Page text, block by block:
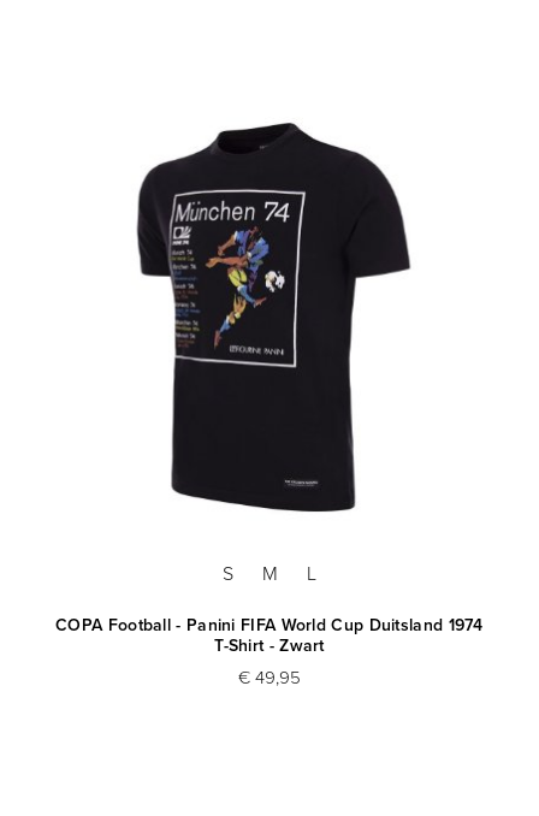
S M L
COPA Football - Panini FIFA World Cup Duitsland 1974
T-Shirt - Zwart
€ 49,95